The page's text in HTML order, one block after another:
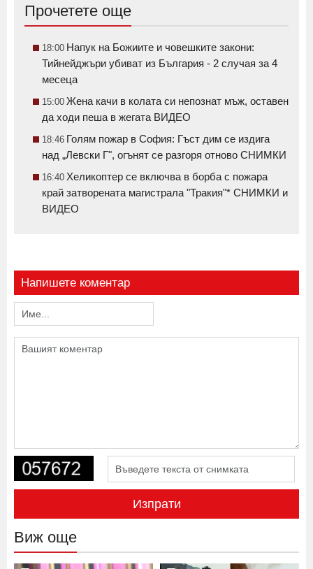
Прочетете още
18:00 Напук на Божиите и човешките закони:
Тийнейджъри убиват из България - 2 случая за 4
месеца
15:00 Жена качи в колата си непознат мъж, оставен
да ходи пеша в жегата ВИДЕО
18:46 Голям пожар в София: Гъст дим се издига
над „Левски Г", огънят се разгоря отново СНИМКИ
16:40 Хеликоптер се включва в борба с пожара
край затворената магистрала "Тракия"* СНИМКИ и
ВИДЕО
Напишете коментар
Изпрати
Виж още